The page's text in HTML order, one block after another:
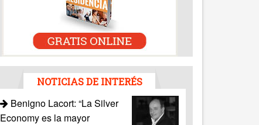
NOTICIAS DE INTERÉS
Benigno Lacort: “La Silver
Economy es la mayor